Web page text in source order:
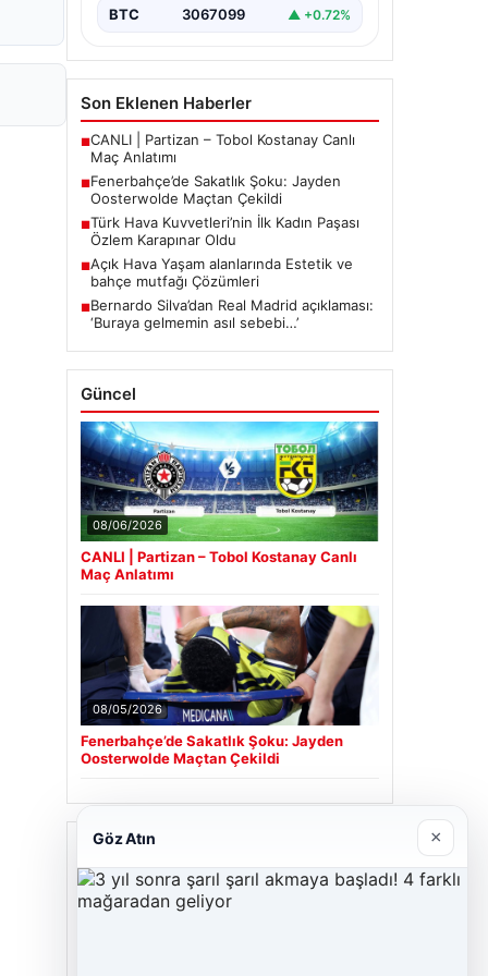
BTC 3067099 ▲ +0.72%
Son Eklenen Haberler
■CANLI | Partizan – Tobol Kostanay Canlı
Maç Anlatımı
■Fenerbahçe’de Sakatlık Şoku: Jayden
Oosterwolde Maçtan Çekildi
■Türk Hava Kuvvetleri’nin İlk Kadın Paşası
Özlem Karapınar Oldu
■Açık Hava Yaşam alanlarında Estetik ve
bahçe mutfağı Çözümleri
■Bernardo Silva’dan Real Madrid açıklaması:
‘Buraya gelmemin asıl sebebi…’
Güncel
08/06/2026
CANLI | Partizan – Tobol Kostanay Canlı
Maç Anlatımı
08/05/2026
Fenerbahçe’de Sakatlık Şoku: Jayden
Oosterwolde Maçtan Çekildi
Son Eklenen Firmalar
Cengiz Sigorta
Göz Atın ×